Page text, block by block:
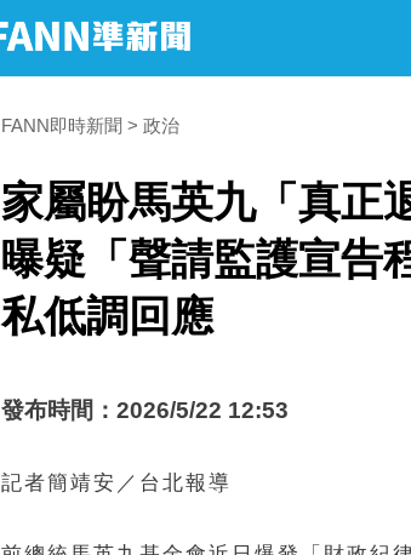
FANN即時新聞 政治
家屬盼馬英九「真正
曝疑「聲請監護宣告
私低調回應
發布時間：2026/5/22 12:53
記者簡靖安／台北報導